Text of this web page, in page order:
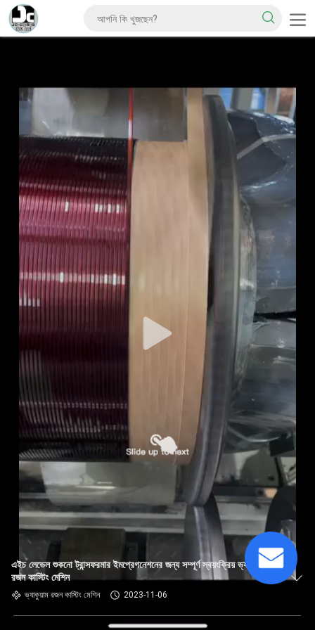
এইচ লেভেল শুকনো ট্রান্সফরমার ইমপ্রেগনেশনের জন্য সম্পূর্ণ স্বয়ংক্রিয় ভ্যাকুয়াম
রজন কাস্টিং মেশিন
ভ্যাকুয়াম রজন কাস্টিং মেশিন 2023-11-06